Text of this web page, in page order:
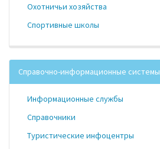
Охотничьи хозяйства
Спортивные школы
Справочно-информационные системы
Информационные службы
Справочники
Туристические инфоцентры